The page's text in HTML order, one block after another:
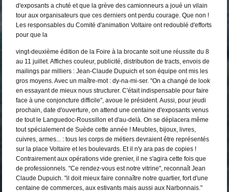
d'exposants a chuté et que la grève des camionneurs a joué un vilain
tour aux organisateurs que ces derniers ont perdu courage. Que non !
Les responsables du Comité d'animation Voltaire ont redoublé d'efforts
pour que la
vingt-deuxième édition de la Foire à la brocante soit une réussite du 8
au 11 juillet. Affiches couleur, publicité, distribution de tracts, envois de
mailings par milliers : Jean-Claude Dupuich et son équipe ont mis les
gros moyens. Avec un maître-mot : dy-na-mi-ser. "On a changé de look
en essayant de mieux nous structurer. C'était indispensable pour faire
face à une conjoncture difficile", avoue le président. Aussi, pour jeudi
prochain, date d'ouverture, on attend une centaine d'exposants venus
de tout le Languedoc-Roussillon et d'au-delà. On se déplacera même
tout spécialement de Suède cette année ! Meubles, bijoux, livres,
cuivres, armes... : tous les corps de métiers devraient être représentés
sur la place Voltaire et les boulevards. Et il n'y ara pas de copies !
Contrairement aux opérations vide grenier, il ne s'agira cette fois que
de professionnels. "Ce rendez-vous est notre vitrine", reconnaît Jean
Claude Dupuich. "il doit mieux faire connaître notre quartier, fort d'une
centaine de commerces, aux estivants mais aussi aux Narbonnais."